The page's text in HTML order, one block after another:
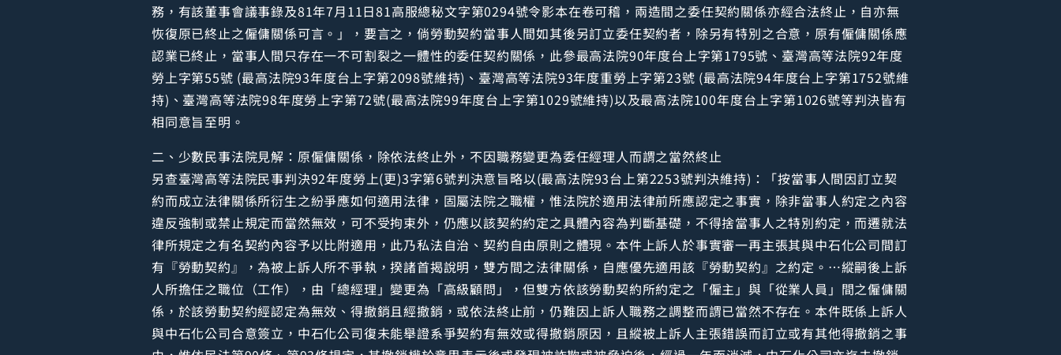
務，有該董事會議事錄及81年7月11日81高服總秘文字第0294號令影本在卷可稽，兩造間之委任契約關係亦經合法終止，自亦無
恢復原已終止之僱傭關係可言。」，要言之，倘勞動契約當事人間如其後另訂立委任契約者，除另有特別之合意，原有僱傭關係應
認業已終止，當事人間只存在一不可割裂之一體性的委任契約關係，此參最高法院90年度台上字第1795號、臺灣高等法院92年度
勞上字第55號 (最高法院93年度台上字第2098號維持)、臺灣高等法院93年度重勞上字第23號 (最高法院94年度台上字第1752號維
持)、臺灣高等法院98年度勞上字第72號(最高法院99年度台上字第1029號維持)以及最高法院100年度台上字第1026號等判決皆有
相同意旨至明。
二、少數民事法院見解：原僱傭關係，除依法終止外，不因職務變更為委任經理人而謂之當然終止
另查臺灣高等法院民事判決92年度勞上(更)3字第6號判決意旨略以(最高法院93台上第2253號判決維持)：「按當事人間因訂立契
約而成立法律關係所衍生之紛爭應如何適用法律，固屬法院之職權，惟法院於適用法律前所應認定之事實，除非當事人約定之內容
違反強制或禁止規定而當然無效，可不受拘束外，仍應以該契約約定之具體內容為判斷基礎，不得捨當事人之特別約定，而遷就法
律所規定之有名契約內容予以比附適用，此乃私法自治、契約自由原則之體現。本件上訴人於事實審一再主張其與中石化公司間訂
有『勞動契約』，為被上訴人所不爭執，揆諸首揭說明，雙方間之法律關係，自應優先適用該『勞動契約』之約定。…縱嗣後上訴
人所擔任之職位（工作），由「總經理」變更為「高級顧問」，但雙方依該勞動契約所約定之「僱主」與「從業人員」間之僱傭關
係，於該勞動契約經認定為無效、得撤銷且經撤銷，或依法終止前，仍難因上訴人職務之調整而謂已當然不存在。本件既係上訴人
與中石化公司合意簽立，中石化公司復未能舉證系爭契約有無效或得撤銷原因，且縱被上訴人主張錯誤而訂立或有其他得撤銷之事